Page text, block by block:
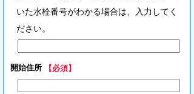
いた水栓番号がわかる場合は、入力してく
ださい。
開始住所 【必須】